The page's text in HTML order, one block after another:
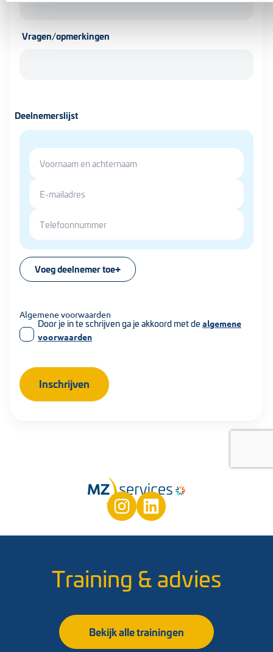
Vragen/opmerkingen
Deelnemerslijst
Voeg deelnemer toe
Algemene voorwaarden
Door je in te schrijven ga je akkoord met de algemene
voorwaarden
Training & advies
Bekijk alle trainingen